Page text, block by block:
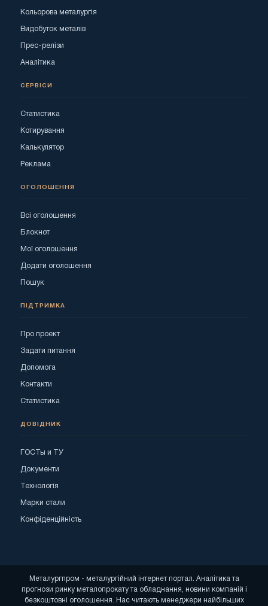
Кольорова металургія
Видобуток металів
Прес-релізи
Аналітика
СЕРВІСИ
Статистика
Котирування
Калькулятор
Реклама
ОГОЛОШЕННЯ
Всі оголошення
Блокнот
Мої оголошення
Додати оголошення
Пошук
ПІДТРИМКА
Про проект
Задати питання
Допомога
Контакти
Статистика
ДОВІДНИК
ГОСТы и ТУ
Документи
Технологія
Марки стали
Конфіденційність
Металургпром - металургійний інтернет портал. Аналітика та
прогнози ринку металопрокату та обладнання, новини компаній і
безкоштовні оголошення. Нас читають менеджери найбільших